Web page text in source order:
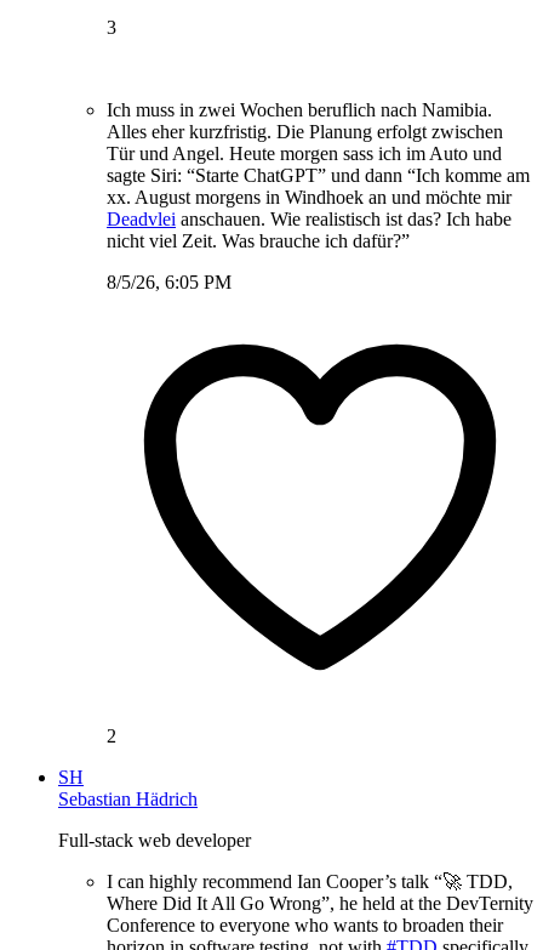
3
Ich muss in zwei Wochen beruflich nach Namibia.
Alles eher kurzfristig. Die Planung erfolgt zwischen
Tür und Angel. Heute morgen sass ich im Auto und
sagte Siri: “Starte ChatGPT” und dann “Ich komme am
xx. August morgens in Windhoek an und möchte mir
Deadvlei anschauen. Wie realistisch ist das? Ich habe
nicht viel Zeit. Was brauche ich dafür?”
8/5/26, 6:05 PM
2
SH
Sebastian Hädrich
Full-stack web developer
I can highly recommend Ian Cooper’s talk “🚀 TDD,
Where Did It All Go Wrong”, he held at the DevTernity
Conference to everyone who wants to broaden their